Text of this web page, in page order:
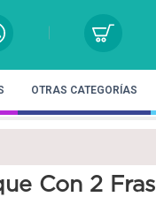
OTRAS CATEGORÍAS
Con 2